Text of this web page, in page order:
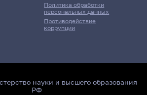
Политика обработки
персональных данных
Противодействие
коррупции
науки и высшего образования
РФ